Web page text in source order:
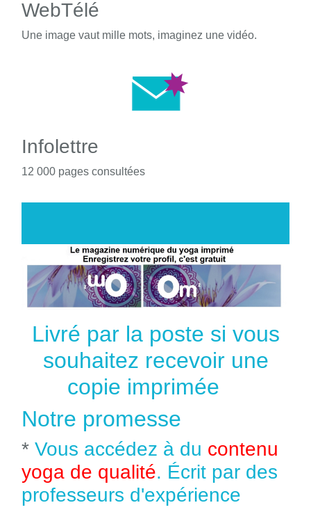
WebTélé
Une image vaut mille mots, imaginez une vidéo.
Infolettre
12 000 pages consultées
Livré par la poste si vous
souhaitez recevoir une
copie imprimée
Notre promesse
* Vous accédez à du contenu
yoga de qualité. Écrit par des
professeurs d'expérience